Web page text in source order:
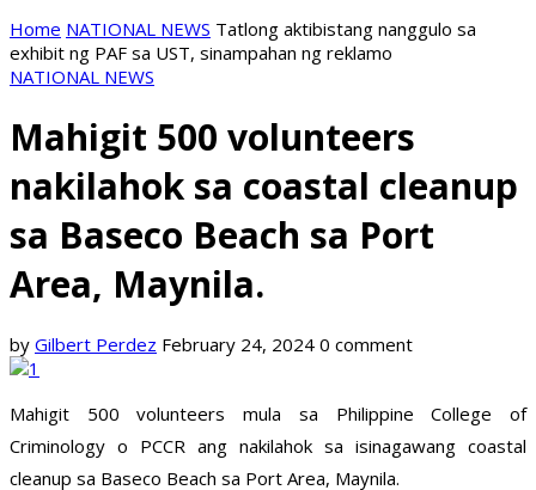
Home NATIONAL NEWS Tatlong aktibistang nanggulo sa
exhibit ng PAF sa UST, sinampahan ng reklamo
NATIONAL NEWS
Mahigit 500 volunteers
nakilahok sa coastal cleanup
sa Baseco Beach sa Port
Area, Maynila.
by Gilbert Perdez February 24, 2024 0 comment
Mahigit 500 volunteers mula sa Philippine College of
Criminology o PCCR ang nakilahok sa isinagawang coastal
cleanup sa Baseco Beach sa Port Area, Maynila.